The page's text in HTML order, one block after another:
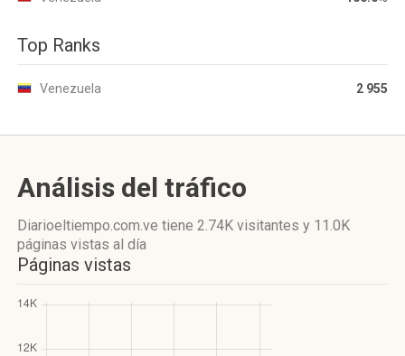
Top Ranks
Venezuela 2 955
Análisis del tráfico
Diarioeltiempo.com.ve tiene 2.74K visitantes y 11.0K
páginas vistas al día
Páginas vistas